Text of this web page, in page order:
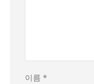
이름 *